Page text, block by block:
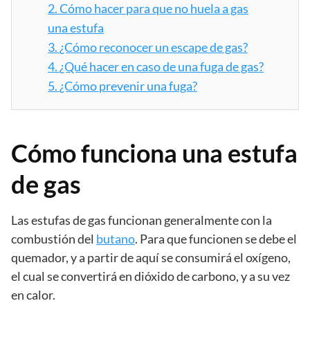
2.Cómo hacer para que no huela a gas
una estufa
3. ¿Cómo reconocer un escape de gas?
4. ¿Qué hacer en caso de una fuga de gas?
5. ¿Cómo prevenir una fuga?
Cómo funciona una estufa
de gas
Las estufas de gas funcionan generalmente con la
combustión del butano. Para que funcionen se debe el
quemador, y a partir de aquí se consumirá el oxígeno,
el cual se convertirá en dióxido de carbono, y a su vez
en calor.